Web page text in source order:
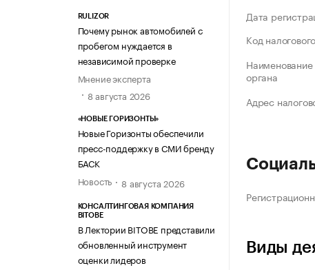
RULIZOR
Почему рынок автомобилей с
пробегом нуждается в
независимой проверке
Мнение эксперта
8 августа 2026
«НОВЫЕ ГОРИЗОНТЫ»
Новые Горизонты обеспечили
пресс-поддержку в СМИ бренду
БАСК
Новость
8 августа 2026
КОНСАЛТИНГОВАЯ КОМПАНИЯ
BITOBE
В Лектории BITOBE представили
обновленный инструмент
оценки лидеров
Дата
Код
Наименование
органа
Адрес
Виды